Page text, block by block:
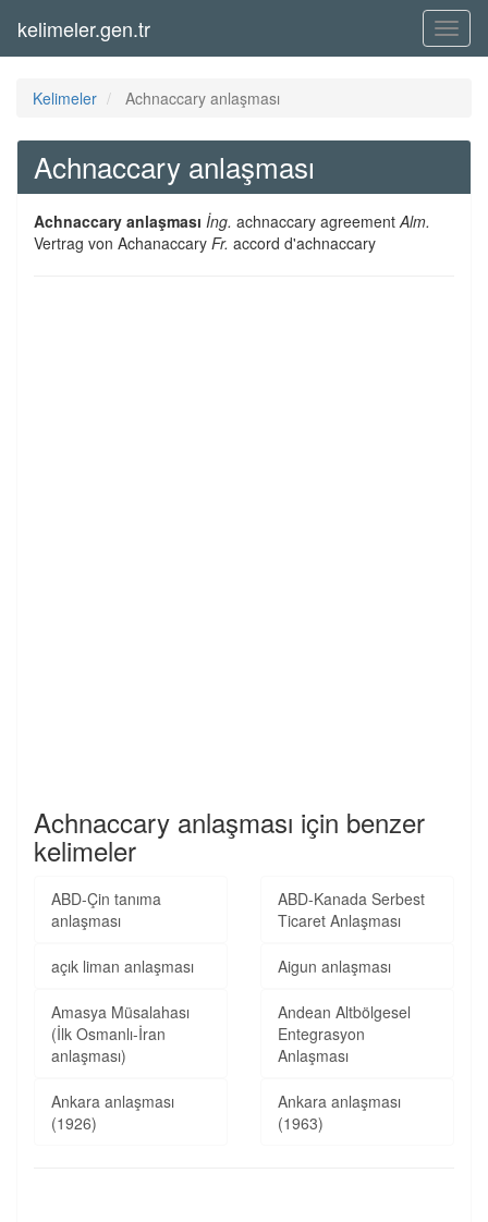
Menü
kelimeler.gen.tr
Kelimeler Achnaccary anlaşması
Achnaccary anlaşması
Achnaccary anlaşması İng. achnaccary agreementAlm.
Vertrag von Achanaccary Fr. accord d'achnaccary
Achnaccary anlaşması için benzer
kelimeler
ABD-Çin tanıma
anlaşması
ABD-Kanada Serbest
Ticaret Anlaşması
açık liman anlaşması Aigun anlaşması
Amasya Müsalahası
(İlk Osmanlı-İran
anlaşması)
Andean Altbölgesel
Entegrasyon
Anlaşması
Ankara anlaşması
(1926)
Ankara anlaşması
(1963)